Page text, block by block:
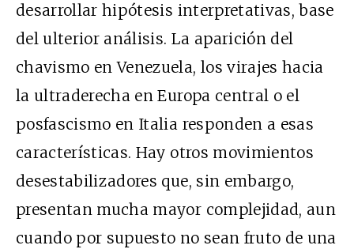
desarrollar hipótesis interpretativas, base
del ulterior análisis. La aparición del
chavismo en Venezuela, los virajes hacia
la ultraderecha en Europa central o el
posfascismo en Italia responden a esas
características. Hay otros movimientos
desestabilizadores que, sin embargo,
presentan mucha mayor complejidad, aun
cuando por supuesto no sean fruto de una